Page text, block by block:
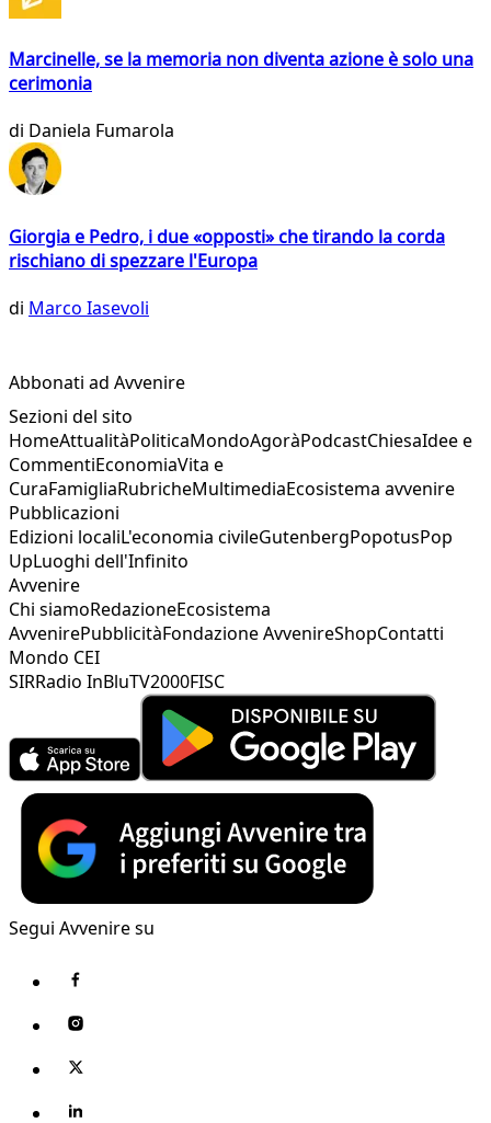
Marcinelle, se la memoria non diventa azione è solo una
cerimonia
di Daniela Fumarola
Giorgia e Pedro, i due «opposti» che tirando la corda
rischiano di spezzare l'Europa
di Marco Iasevoli
Abbonati ad Avvenire
Sezioni del sito
HomeAttualitàPoliticaMondoAgoràPodcastChiesaIdee e
CommentiEconomiaVita e
CuraFamigliaRubricheMultimediaEcosistema avvenire
Pubblicazioni
Edizioni localiL'economia civileGutenbergPopotusPop
UpLuoghi dell'Infinito
Avvenire
Chi siamoRedazioneEcosistema
AvvenirePubblicitàFondazione AvvenireShopContatti
Mondo CEI
SIRRadio InBluTV2000FISC
Segui Avvenire su